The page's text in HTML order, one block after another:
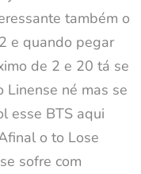
também o
e quando pegar
de 2 e 20 tá se
né mas se
esse BTS aqui
o to Lose
sofre com